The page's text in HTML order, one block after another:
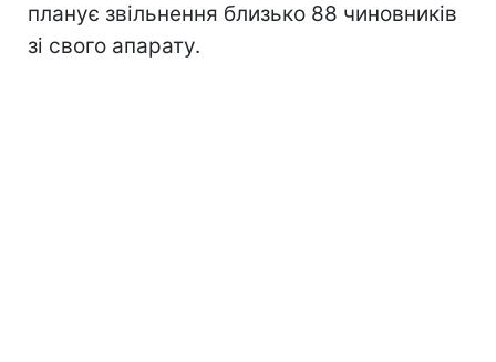
планує звільнення близько 88 чиновників
зі свого апарату.